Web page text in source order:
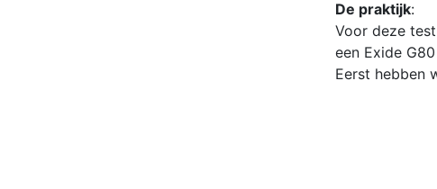
De praktijk:
Voor deze
een Exide
Eerst hebben